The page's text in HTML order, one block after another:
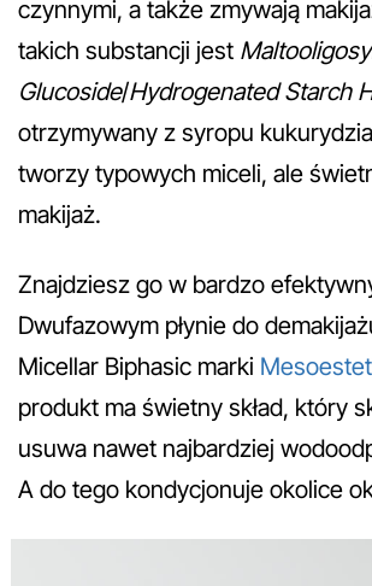
czynnymi, a także zmywają
takich substancji jest
Glucoside/Hydrogenated Starch
otrzymywany z syropu
tworzy typowych miceli, ale
makijaż.
Znajdziesz go w bardzo
Dwufazowym płynie do
Micellar Biphasic marki
produkt ma świetny skład, który
usuwa nawet najbardziej
A do tego kondycjonuje okolice